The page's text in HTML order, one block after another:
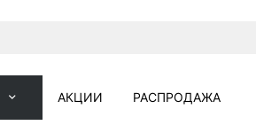
АКЦИИ РАСПРОДАЖА